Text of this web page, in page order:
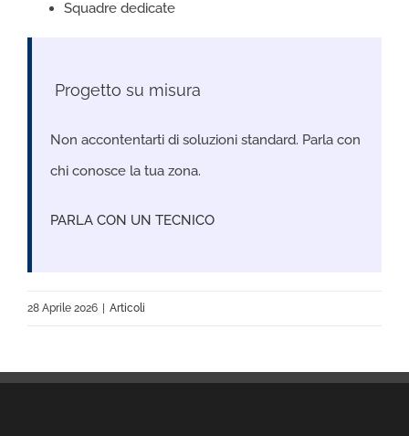
Squadre dedicate
️ Progetto su misura
Non accontentarti di soluzioni standard. Parla con
chi conosce la tua zona.
PARLA CON UN TECNICO
28 Aprile 2026 Articoli